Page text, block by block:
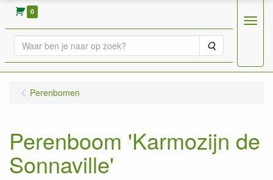
0
Zoeken
Menu
Perenbomen
Perenboom 'Karmozijn de
Sonnaville'